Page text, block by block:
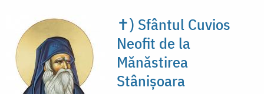
✝) Sfântul Cuvios
Neofit de la
Mănăstirea
Stânișoara